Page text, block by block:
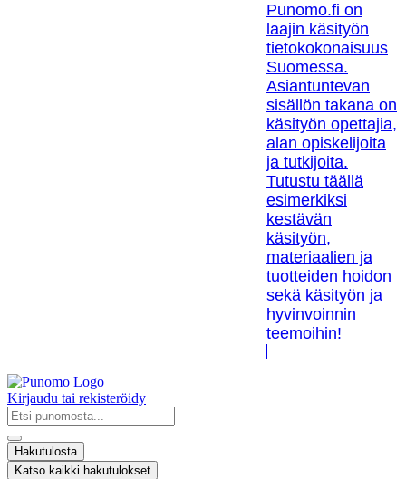
Punomo.fi on
laajin käsityön
tietokokonaisuus
Suomessa.
Asiantuntevan
sisällön takana on
käsityön opettajia,
alan opiskelijoita
ja tutkijoita.
Tutustu täällä
esimerkiksi
kestävän
käsityön,
materiaalien ja
tuotteiden hoidon
sekä käsityön ja
hyvinvoinnin
teemoihin!
Kirjaudu tai rekisteröidy
Search
...
Hakutulosta
Katso kaikki hakutulokset